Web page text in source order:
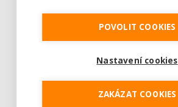
„Současné senzory dokážou
detekovat kapalnou vodu a
hodnotu vzdušné vlhkosti
v jejích jednotlivých vrstvách.
Pokud je konstrukce
POVOLIT COOKIES
Nastavení cookies
ZAKÁZAT COOKIES